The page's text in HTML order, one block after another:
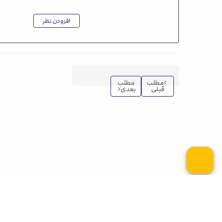
مطلب
قبلی
مطلب
بعدی
افزودن نظر